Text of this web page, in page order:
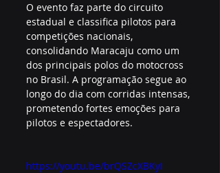
O evento faz parte do circuito
estadual e classifica pilotos para
competições nacionais,
consolidando Maracaju como um
dos principais polos do motocross
no Brasil. A programação segue ao
longo do dia com corridas intensas,
prometendo fortes emoções para
pilotos e espectadores.
https://youtu.be/brQSZcXBKyI